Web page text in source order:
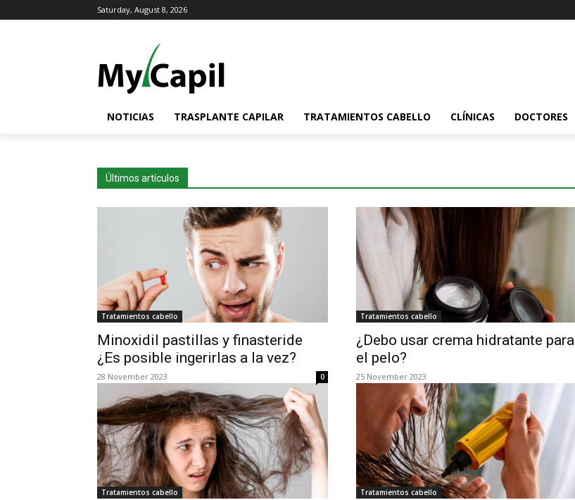
Saturday, August 8, 2026
NOTICIAS TRASPLANTE CAPILAR TRATAMIENTOS CABELLO CLÍNICAS DOCTORES
Últimos artículos
Tratamientos cabello
Minoxidil pastillas y finasteride
¿Es posible ingerirlas a la vez?
28 November 2023 0
Tratamientos cabello
¿Debo usar crema hidratante para
el pelo?
25 November 2023
Tratamientos cabello Tratamientos cabello